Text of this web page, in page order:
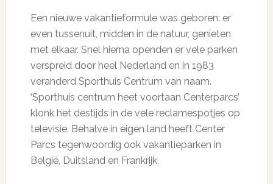
Een nieuwe vakantieformule was geboren: er
even tussenuit, midden in de natuur, genieten
met elkaar. Snel hierna openden er vele parken
verspreid door heel Nederland en in 1983
veranderd Sporthuis Centrum van naam.
‘Sporthuis centrum heet voortaan Centerparcs’
klonk het destijds in de vele reclamespotjes op
televisie. Behalve in eigen land heeft Center
Parcs tegenwoordig ook vakantieparken in
België, Duitsland en Frankrijk.